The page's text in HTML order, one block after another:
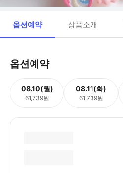
옵션예약 상품소개
옵션예약
08.10(월)
61,739원
08.11(화)
61,739원